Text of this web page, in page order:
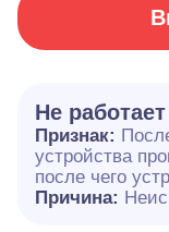
Не
Признак:
устройства
после чего
Причина: